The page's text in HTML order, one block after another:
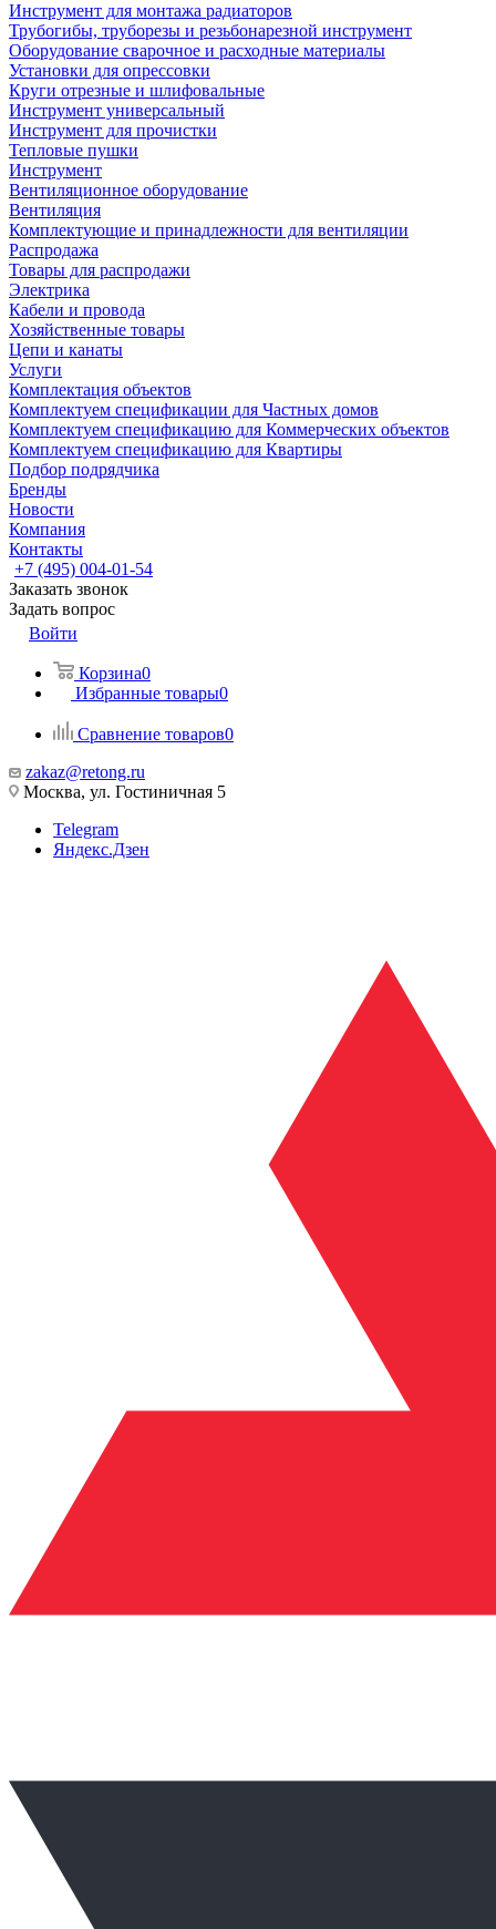
Инструмент для монтажа радиаторов
Трубогибы, труборезы и резьбонарезной инструмент
Оборудование сварочное и расходные материалы
Установки для опрессовки
Круги отрезные и шлифовальные
Инструмент универсальный
Инструмент для прочистки
Тепловые пушки
Инструмент
Вентиляционное оборудование
Вентиляция
Комплектующие и принадлежности для вентиляции
Распродажа
Товары для распродажи
Электрика
Кабели и провода
Хозяйственные товары
Цепи и канаты
Услуги
Комплектация объектов
Комплектуем спецификации для Частных домов
Комплектуем спецификацию для Коммерческих объектов
Комплектуем спецификацию для Квартиры
Подбор подрядчика
Бренды
Новости
Компания
Контакты
+7 (495) 004-01-54
Заказать звонок
Задать вопрос
Войти
Корзина0
Избранные товары0
Сравнение товаров0
zakaz@retong.ru
Москва, ул. Гостиничная 5
Telegram
Яндекс.Дзен